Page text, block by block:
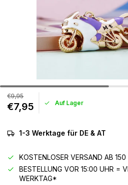
€9,95
€7,95 Auf Lager
1-3 Werktage für DE & AT
KOSTENLOSER VERSAND AB
BESTELLUNG VOR 15:00 UHR =
WERKTAG*